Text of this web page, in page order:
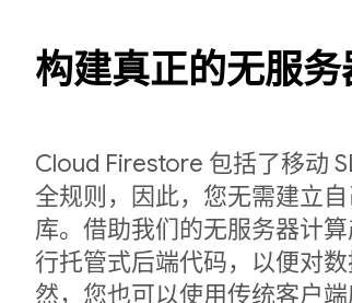
构建真正的无服务
Cloud Firestore 包括了移动
全规则，因此，您无需建立
库。借助我们的无服务器计
行托管式后端代码，以便对
然，您也可以使用传统客户